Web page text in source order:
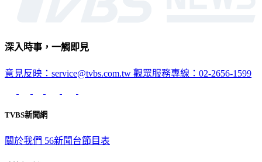
深入時事，一觸即見
意見反映：service@tvbs.com.tw 觀眾服務專線：02-2656-1599
TVBS新聞網
關於我們 56新聞台節目表